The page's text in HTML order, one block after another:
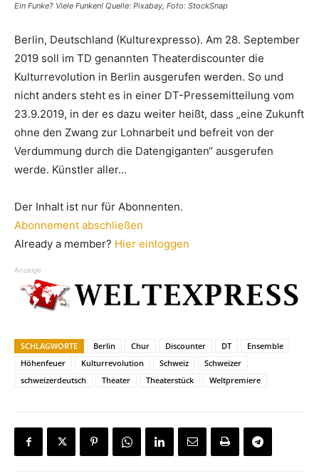
Ein Funke? Viele Funken! Quelle: Pixabay, Foto: StockSnap
Berlin, Deutschland (Kulturexpresso). Am 28. September
2019 soll im TD genannten Theaterdiscounter die
Kulturrevolution in Berlin ausgerufen werden. So und
nicht anders steht es in einer DT-Pressemitteilung vom
23.9.2019, in der es dazu weiter heißt, dass „eine Zukunft
ohne den Zwang zur Lohnarbeit und befreit von der
Verdummung durch die Datengiganten“ ausgerufen
werde. Künstler aller…
Der Inhalt ist nur für Abonnenten.
Abonnement abschließen
Already a member? Hier einloggen
Anzeige
SCHLAGWORTE Berlin Chur Discounter DT
Ensemble
Höhenfeuer
Kulturrevolution Schweiz
Schweizer
schweizerdeutsch
Theater Theaterstück Weltpremiere